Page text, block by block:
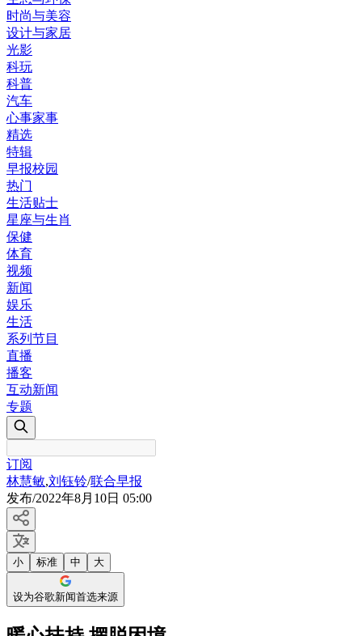
时尚与美容
设计与家居
光影
科玩
科普
汽车
心事家事
精选
特辑
早报校园
热门
生活贴士
星座与生肖
保健
体育
视频
新闻
娱乐
生活
系列节目
直播
播客
互动新闻
专题
订阅
林慧敏,刘钰铃/联合早报
发布/2022年8月10日 05:00
小 标准 中 大
设为谷歌新闻首选来源